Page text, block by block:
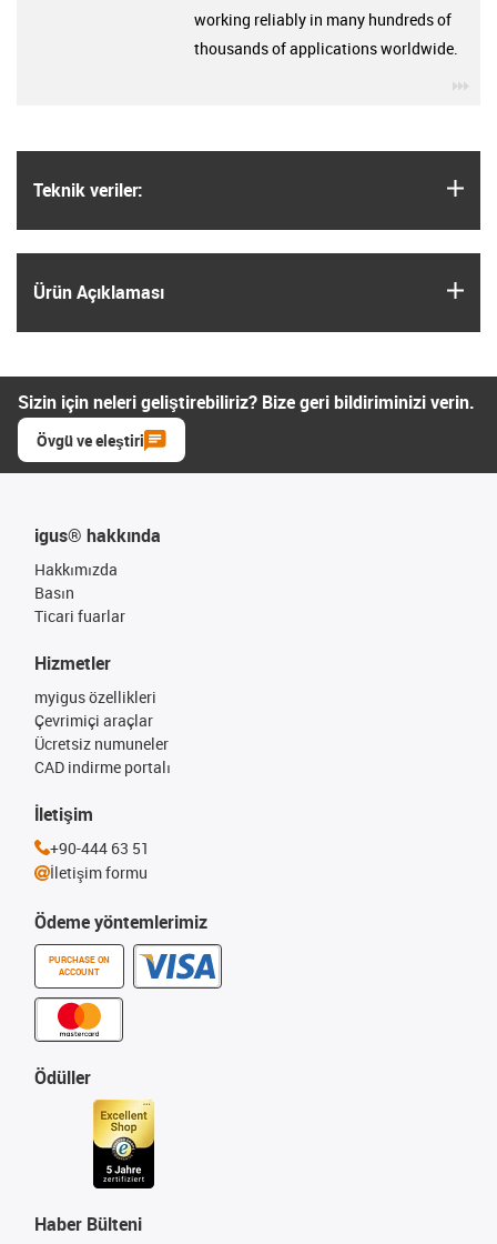
Teknik veriler:
Ürün Açıklaması
working reliably in many hundreds of
thousands of applications worldwide.
Sizin için neleri geliştirebiliriz? Bize geri bildiriminizi verin.
Övgü ve eleştiri
igus® hakkında
Hakkımızda
Basın
Ticari fuarlar
Ödeme yöntemlerimiz
PURCHASE ON
ACCOUNT
Hizmetler
myigus özellikleri
Çevrimiçi araçlar
Ücretsiz numuneler
CAD indirme portalı
Ödüller
Haber Bülteni
İletişim
+90-444 63 51
İletişim formu